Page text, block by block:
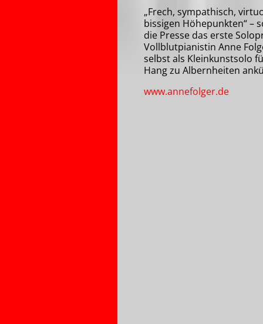
„Frech, sympathisch,
bissigen Höhepunkten“ –
die Presse das erste
Vollblutpianistin Anne
selbst als Kleinkunstsolo
Hang zu Albernheiten
www.annefolger.de